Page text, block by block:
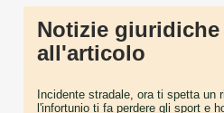
Notizie
all'articolo
Incidente stradale, ora ti spetta un
l'infortunio ti fa perdere gli sport e